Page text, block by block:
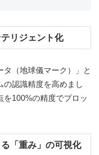
リジェント化
（地球儀マーク）」と
の認識精度を高めまし
を100%の精度でプロッ
「重み」の可視化